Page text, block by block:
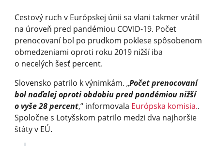
Cestový ruch v Európskej únii sa vlani takmer vrátil
na úroveň pred pandémiou COVID-19. Počet
prenocovaní bol po prudkom poklese spôsobenom
obmedzeniami oproti roku 2019 nižší iba
o necelých šesť percent.
Slovensko patrilo k výnimkám. „Počet prenocovaní
bol naďalej oproti obdobiu pred pandémiou nižší
o vyše 28 percent,“ informovala Európska komisia..
Spoločne s Lotyšskom patrilo medzi dva najhoršie
štáty v EÚ.